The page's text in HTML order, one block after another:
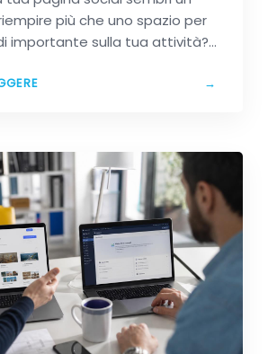
più che uno spazio per
importante sulla tua attività?…
→